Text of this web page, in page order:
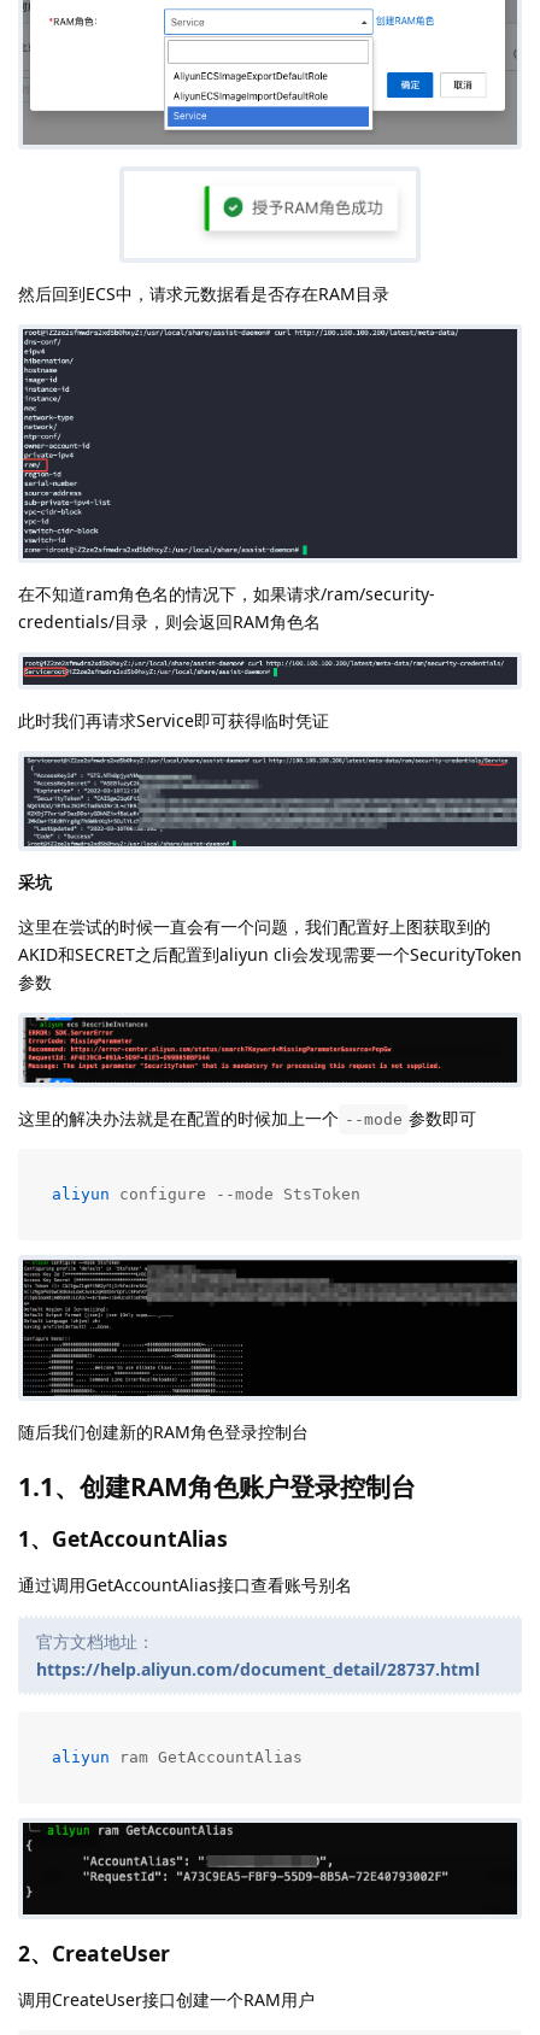
然后回到ECS中，请求元数据看是否存在RAM目录
在不知道ram角色名的情况下，如果请求/ram/security-
credentials/目录，则会返回RAM角色名
此时我们再请求Service即可获得临时凭证
采坑
这里在尝试的时候一直会有一个问题，我们配置好上图获取到的
AKID和SECRET之后配置到aliyun cli会发现需要一个SecurityToken
参数
这里的解决办法就是在配置的时候加上一个 --mode 参数即可
aliyun configure --mode StsToken
随后我们创建新的RAM角色登录控制台
1.1、创建RAM角色账户登录控制台
1、GetAccountAlias
通过调用GetAccountAlias接口查看账号别名
官方文档地址：
https://help.aliyun.com/document_detail/28737.html
aliyun ram GetAccountAlias
2、CreateUser
调用CreateUser接口创建一个RAM用户